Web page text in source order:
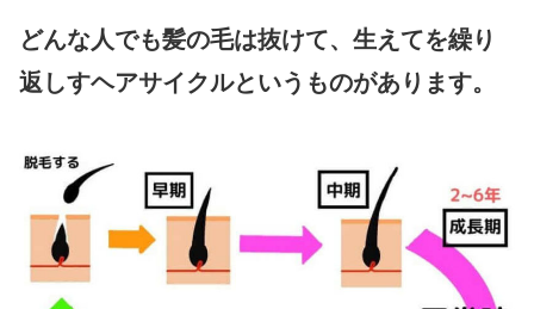
どんな人でも髪の毛は抜けて、生えてを繰り
返しすヘアサイクルというものがあります。